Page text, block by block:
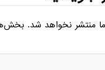
منتشر نخواهد شد.